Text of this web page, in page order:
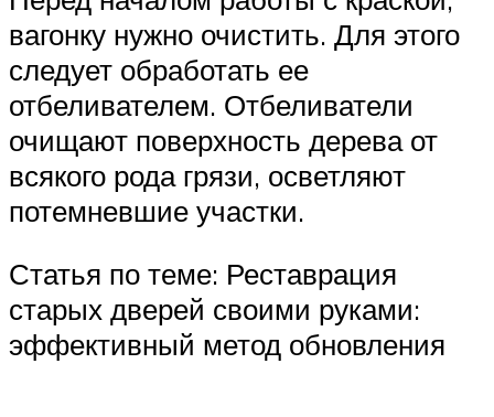
вагонку нужно очистить. Для этого
следует обработать ее
отбеливателем. Отбеливатели
очищают поверхность дерева от
всякого рода грязи, осветляют
потемневшие участки.
Статья по теме: Реставрация
старых дверей своими руками:
эффективный метод обновления